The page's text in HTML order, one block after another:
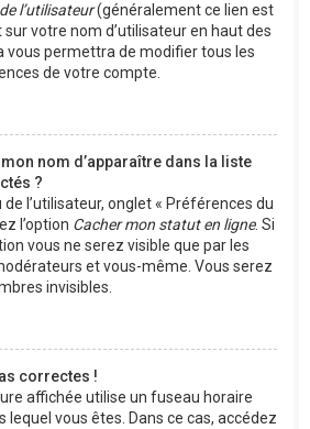
l’utilisateur(généralement ce lien est
votre nom d’utilisateur en haut des
vous permettra de modifier tous les
de votre compte.
nom d’apparaître dans la liste
?
l’utilisateur, onglet « Préférences du
l’option Cacher mon statut en ligne. Si
vous ne serez visible que par les
et vous-même. Vous serez
invisibles.
correctes !
affichée utilise un fuseau horaire
vous êtes. Dans ce cas, accédez